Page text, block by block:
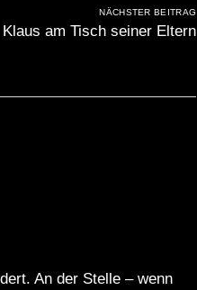
NÄCHSTER BEITRAG
Klaus am Tisch seiner Eltern
An der Stelle – wenn